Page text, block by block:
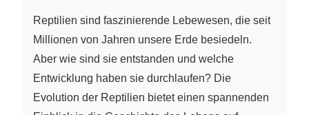
Reptilien sind faszinierende Lebewesen, die seit
Millionen von Jahren unsere Erde besiedeln.
Aber wie sind sie entstanden und welche
Entwicklung haben sie durchlaufen? Die
Evolution der Reptilien bietet einen spannenden